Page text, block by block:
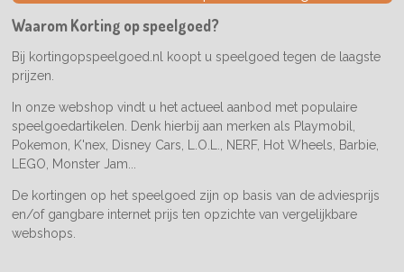
k
a
m
Waarom Korting op speelgoed?
Bij kortingopspeelgoed.nl koopt u speelgoed tegen de laagste
prijzen.
In onze webshop vindt u het actueel aanbod met populaire
speelgoedartikelen. Denk hierbij aan merken als Playmobil,
Pokemon, K'nex, Disney Cars, L.O.L., NERF, Hot Wheels, Barbie,
LEGO, Monster Jam...
De kortingen op het speelgoed zijn op basis van de adviesprijs
en/of gangbare internet prijs ten opzichte van vergelijkbare
webshops.